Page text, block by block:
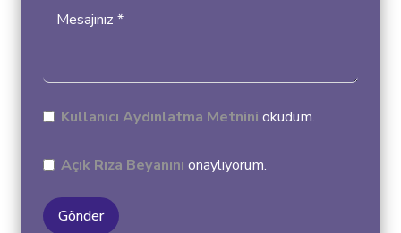
Kullanıcı Aydınlatma Metnini okudum.
Açık Rıza Beyanını onaylıyorum.
Gönder